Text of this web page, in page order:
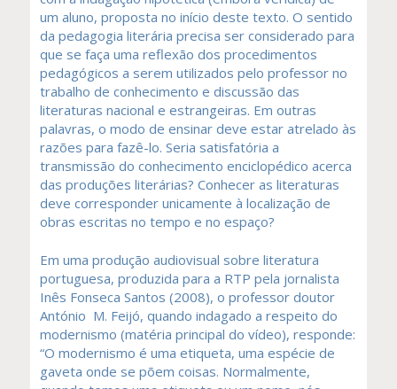
um aluno, proposta no início deste texto. O sentido
da pedagogia literária precisa ser considerado para
que se faça uma reflexão dos procedimentos
pedagógicos a serem utilizados pelo professor no
trabalho de conhecimento e discussão das
literaturas nacional e estrangeiras. Em outras
palavras, o modo de ensinar deve estar atrelado às
razões para fazê-lo. Seria satisfatória a
transmissão do conhecimento enciclopédico acerca
das produções literárias? Conhecer as literaturas
deve corresponder unicamente à localização de
obras escritas no tempo e no espaço?
Em uma produção audiovisual sobre literatura
portuguesa, produzida para a RTP pela jornalista
Inês Fonseca Santos (2008), o professor doutor
António M. Feijó, quando indagado a respeito do
modernismo (matéria principal do vídeo), responde:
“O modernismo é uma etiqueta, uma espécie de
gaveta onde se põem coisas. Normalmente,